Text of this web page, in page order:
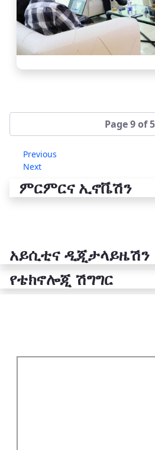
Page 9 of
Previous
Next
ምርምርና ኢኖቬሽን
አይሲቲና ዲጂታላይዜሽን
የቴክኖሎጂ ሽግግር